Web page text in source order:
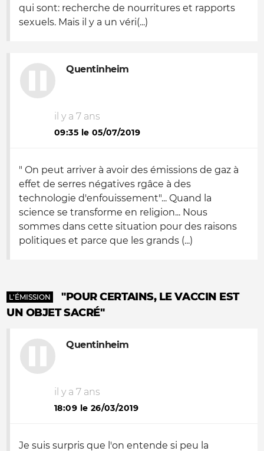
qui sont: recherche de nourritures et rapports
sexuels. Mais il y a un véri(...)
Quentinheim
il y a 7 ans
09:35 le 05/07/2019
" On peut arriver à avoir des émissions de gaz à
effet de serres négatives rgâce à des
technologie d'enfouissement"... Quand la
science se transforme en religion... Nous
sommes dans cette situation pour des raisons
politiques et parce que les grands (...)
L'ÉMISSION
"POUR CERTAINS, LE VACCIN EST
UN OBJET SACRÉ"
Quentinheim
il y a 7 ans
18:09 le 26/03/2019
Je suis surpris que l'on entende si peu la